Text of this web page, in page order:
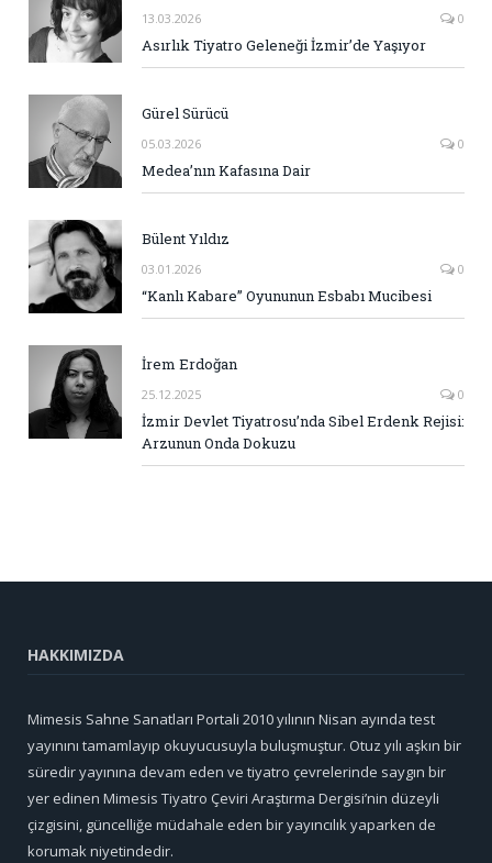
13.03.2026 0
Asırlık Tiyatro Geleneği İzmir’de Yaşıyor
Gürel Sürücü
05.03.2026 0
Medea’nın Kafasına Dair
Bülent Yıldız
03.01.2026 0
“Kanlı Kabare” Oyununun Esbabı Mucibesi
İrem Erdoğan
25.12.2025 0
İzmir Devlet Tiyatrosu’nda Sibel Erdenk Rejisi:
Arzunun Onda Dokuzu
HAKKIMIZDA
Mimesis Sahne Sanatları Portali 2010 yılının Nisan ayında test
yayınını tamamlayıp okuyucusuyla buluşmuştur. Otuz yılı aşkın bir
süredir yayınına devam eden ve tiyatro çevrelerinde saygın bir
yer edinen Mimesis Tiyatro Çeviri Araştırma Dergisi’nin düzeyli
çizgisini, güncelliğe müdahale eden bir yayıncılık yaparken de
korumak niyetindedir.